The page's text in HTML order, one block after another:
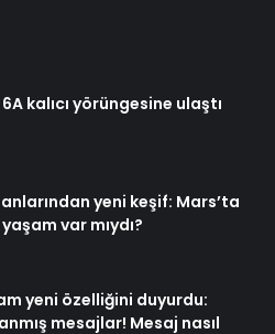
kalıcı yörüngesine ulaştı
yeni keşif: Mars’ta
var mıydı?
yeni özelliğini duyurdu:
mesajlar! Mesaj nasıl